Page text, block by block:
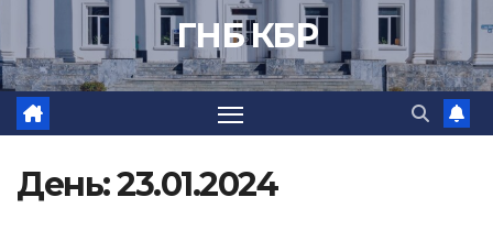
ГНБ КБР
День:23.01.2024